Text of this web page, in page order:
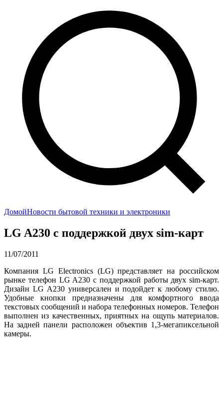
ДомойНовости бытовой техники и электроники
LG A230 c поддержкой двух sim-карт
11/07/2011
Компания LG Electronics (LG) представляет на российском
рынке телефон LG A230 c поддержкой работы двух sim-карт.
Дизайн LG A230 универсален и подойдет к любому стилю.
Удобные кнопки предназначены для комфортного ввода
текстовых сообщений и набора телефонных номеров. Телефон
выполнен из качественных, приятных на ощупь материалов.
На задней панели расположен объектив 1,3-мегапиксельной
камеры.